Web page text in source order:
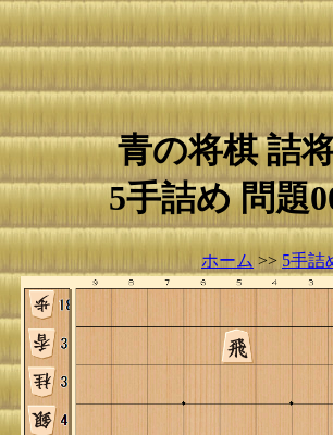
青の将棋 詰
5手詰め 問題
ホーム >> 5手詰